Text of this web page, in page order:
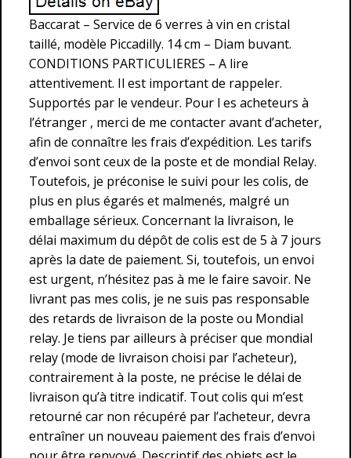
Baccarat – Service de 6 verres à vin en cristal
taillé, modèle Piccadilly. 14 cm – Diam buvant.
CONDITIONS PARTICULIERES – A lire
attentivement. Il est important de rappeler.
Supportés par le vendeur. Pour l es acheteurs à
l’étranger , merci de me contacter avant d’acheter,
afin de connaître les frais d’expédition. Les tarifs
d’envoi sont ceux de la poste et de mondial Relay.
Toutefois, je préconise le suivi pour les colis, de
plus en plus égarés et malmenés, malgré un
emballage sérieux. Concernant la livraison, le
délai maximum du dépôt de colis est de 5 à 7 jours
après la date de paiement. Si, toutefois, un envoi
est urgent, n’hésitez pas à me le faire savoir. Ne
livrant pas mes colis, je ne suis pas responsable
des retards de livraison de la poste ou Mondial
relay. Je tiens par ailleurs à préciser que mondial
relay (mode de livraison choisi par l’acheteur),
contrairement à la poste, ne précise le délai de
livraison qu’à titre indicatif. Tout colis qui m’est
retourné car non récupéré par l’acheteur, devra
entraîner un nouveau paiement des frais d’envoi